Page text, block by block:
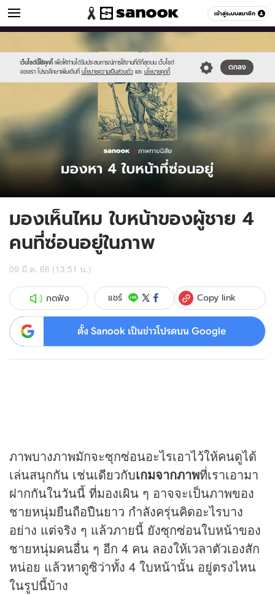
เข้าสู่ระบบสมาชิก
ดูดวง หมวดอื่นๆ
เว็บไซต์นี้ใช้คุกกี้ เพื่อให้ท่านได้รับประสบการณ์การใช้งานที่ดีที่สุดบน เว็บไซต์
ของเรา โปรดศึกษาเพิ่มเติมที่ นโยบายความเป็นส่วนตัว และ นโยบายคุกกี้
ตกลง
//s.isanook.com/sr/0/images/logo-
new-
sanook.png
//s.isanook.com/ho/0/ud/49/248563/sanookquiz-
template(35).jpg
มองเห็นไหม ใบหน้าของผู้ชาย 4
คนที่ซ่อนอยู่ในภาพ
09 มี.ค. 66 (13:51 น.)
กดฟัง แชร์ Copy link
ตั้ง Sanook เป็นข่าวโปรดบน Google
ภาพบางภาพมักจะซุกซ่อนอะไรเอาไว้ให้คนดูได้
เล่นสนุกกัน เช่นเดียวกับเกมจากภาพที่เราเอามา
ฝากกันในวันนี้ ที่มองเผิน ๆ อาจจะเป็นภาพของ
ชายหนุ่มยืนถือปืนยาว กำลังครุ่นคิดอะไรบาง
อย่าง แต่จริง ๆ แล้วภายนี้ ยังซุกซ่อนใบหน้าของ
ชายหนุ่มคนอื่น ๆ อีก 4 คน ลองให้เวลาตัวเองสัก
หน่อย แล้วหาดูซิว่าทั้ง 4 ใบหน้านั้น อยู่ตรงไหน
ในรูปนี้บ้าง